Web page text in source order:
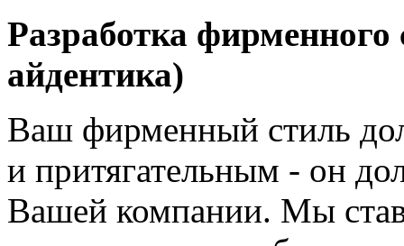
Разработка
айдентика)
Ваш фирменный стиль
и притягательным - он
Вашей компании. Мы